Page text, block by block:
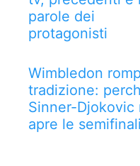
parole dei
protagonisti
Wimbledon
tradizione:
Sinner-Djokovic
apre le semifinali